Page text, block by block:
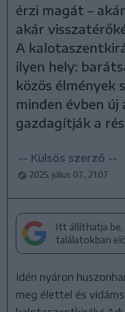
érzi magát –
akár
A
ilyen hely:
közös élmények
minden évben új
gazdagítják a
-- Külsős szerző --
2025. július 07., 21:07
Itt állíthatja be,
találatokban
Idén nyáron
meg élettel és